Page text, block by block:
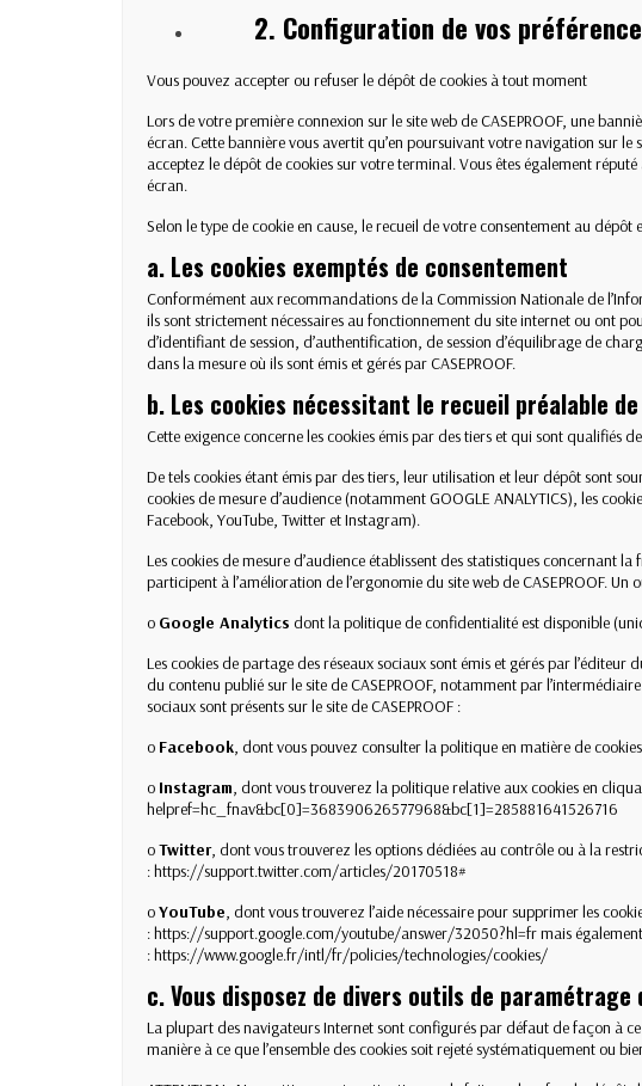
2. Configuration de vos
Vous pouvez accepter ou refuser le dépôt de cookies à tout moment
Lors de votre première connexion sur le site web de CASEPROOF, une
écran. Cette bannière vous avertit qu’en poursuivant votre navigation sur
acceptez le dépôt de cookies sur votre terminal. Vous êtes également
écran.
Selon le type de cookie en cause, le recueil de votre consentement au
a. Les cookies exemptés de consentement
Conformément aux recommandations de la Commission Nationale de
ils sont strictement nécessaires au fonctionnement du site internet ou ont
d’identifiant de session, d’authentification, de session d’équilibrage de
dans la mesure où ils sont émis et gérés par CASEPROOF.
b. Les cookies nécessitant le recueil préalable
Cette exigence concerne les cookies émis par des tiers et qui sont qualifiés
De tels cookies étant émis par des tiers, leur utilisation et leur dépôt sont
cookies de mesure d’audience (notamment GOOGLE ANALYTICS), les
Facebook, YouTube, Twitter et Instagram).
Les cookies de mesure d’audience établissent des statistiques concernant
participent à l’amélioration de l’ergonomie du site web de CASEPROOF.
o Google Analytics dont la politique de confidentialité est disponible
Les cookies de partage des réseaux sociaux sont émis et gérés par
du contenu publié sur le site de CASEPROOF, notamment par
sociaux sont présents sur le site de CASEPROOF :
o Facebook , dont vous pouvez consulter la politique en matière de
o Instagram , dont vous trouverez la politique relative aux cookies en
helpref=hc_fnav&bc[0]=368390626577968&bc[1]=285881641526716
oTwitter, dont vous trouverez les options dédiées au contrôle ou à la
:https://support.twitter.com/articles/20170518#
oYouTube , dont vous trouverez l’aide nécessaire pour supprimer les
:https://support.google.com/youtube/answer/32050?hl=frmais
:https://www.google.fr/intl/fr/policies/technologies/cookies/
c. Vous disposez de divers outils de paramétrage
La plupart des navigateurs Internet sont configurés par défaut de façon à
manière à ce que l’ensemble des cookies soit rejeté systématiquement ou